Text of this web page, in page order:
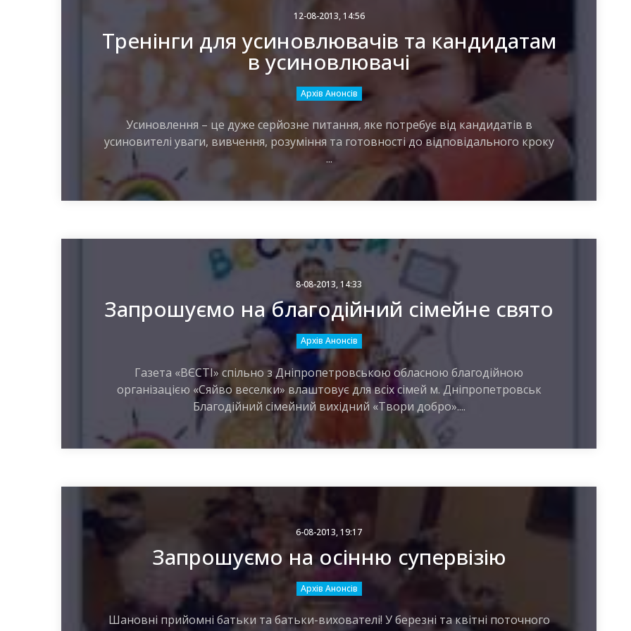
12-08-2013, 14:56
Тренінги для усиновлювачів та кандидатам
в усиновлювачі
Архів Анонсів
Усиновлення – це дуже серйозне питання, яке потребує від кандидатів в
усиновителі уваги, вивчення, розуміння та готовності до відповідального кроку
...
8-08-2013, 14:33
Запрошуємо на благодійний сімейне свято
Архів Анонсів
Газета «ВЄСТІ» спільно з Дніпропетровською обласною благодійною
організацією «Сяйво веселки» влаштовує для всіх сімей м. Дніпропетровськ
Благодійний сімейний вихідний «Твори добро»....
6-08-2013, 19:17
Запрошуємо на осінню супервізію
Архів Анонсів
Шановні прийомні батьки та батьки-вихователі! У березні та квітні поточного